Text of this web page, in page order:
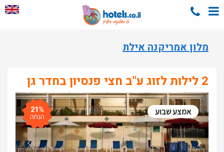
מלון אמריקנה אילת
2 לילות לזוג ע"ב חצי פנסיון בחדר גן
אמצע שבוע 21%
הנחה